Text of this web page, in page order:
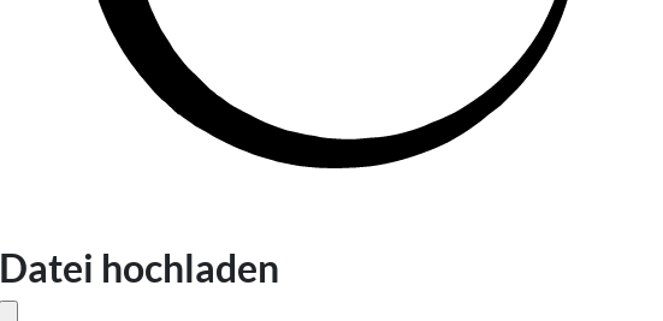
Datei hochladen